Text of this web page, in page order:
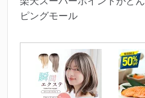
ピングモール